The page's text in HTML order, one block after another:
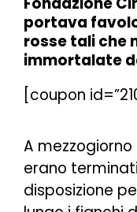
portava
rosse tali che
immortalate
[coupon
A
erano
disposizione